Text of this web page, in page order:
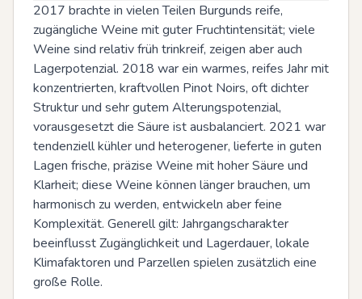
2017 brachte in vielen Teilen Burgunds reife,
zugängliche Weine mit guter Fruchtintensität; viele
Weine sind relativ früh trinkreif, zeigen aber auch
Lagerpotenzial. 2018 war ein warmes, reifes Jahr mit
konzentrierten, kraftvollen Pinot Noirs, oft dichter
Struktur und sehr gutem Alterungspotenzial,
vorausgesetzt die Säure ist ausbalanciert. 2021 war
tendenziell kühler und heterogener, lieferte in guten
Lagen frische, präzise Weine mit hoher Säure und
Klarheit; diese Weine können länger brauchen, um
harmonisch zu werden, entwickeln aber feine
Komplexität. Generell gilt: Jahrgangscharakter
beeinflusst Zugänglichkeit und Lagerdauer, lokale
Klimafaktoren und Parzellen spielen zusätzlich eine
große Rolle.